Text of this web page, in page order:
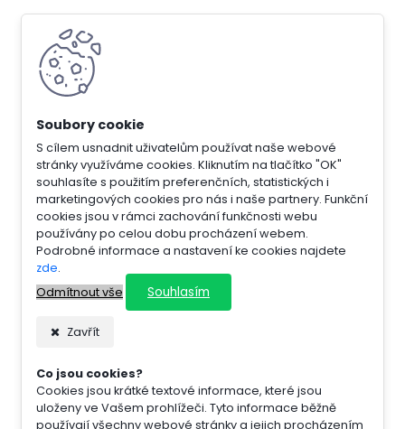
S cílem usnadnit uživatelům používat naše webové
stránky využíváme cookies. Kliknutím na tlačítko "OK"
souhlasíte s použitím preferenčních, statistických i
marketingových cookies pro nás i naše partnery. Funkční
cookies jsou v rámci zachování funkčnosti webu
používány po celou dobu procházení webem.
Podrobné informace a nastavení ke cookies najdete
zde.
Odmítnout vše
Souhlasím
Zavřít
Co jsou cookies?
Cookies jsou krátké textové informace, které jsou
uloženy ve Vašem prohlížeči. Tyto informace běžně
používají všechny webové stránky a jejich procházením